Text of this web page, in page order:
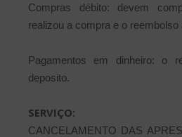
Compras débito: devem
realizou a compra e o
Pagamentos em dinheiro: o
deposito.
SERVIÇO:
CANCELAMENTO DAS